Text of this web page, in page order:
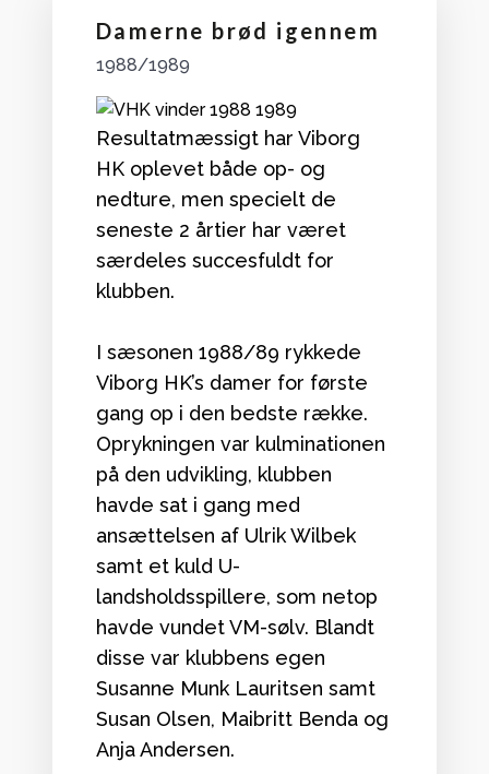
Damerne brød igennem
1988/1989
Resultatmæssigt har Viborg
HK oplevet både op- og
nedture, men specielt de
seneste 2 årtier har været
særdeles succesfuldt for
klubben.
I sæsonen 1988/89 rykkede
Viborg HK’s damer for første
gang op i den bedste række.
Oprykningen var kulminationen
på den udvikling, klubben
havde sat i gang med
ansættelsen af Ulrik Wilbek
samt et kuld U-
landsholdsspillere, som netop
havde vundet VM-sølv. Blandt
disse var klubbens egen
Susanne Munk Lauritsen samt
Susan Olsen, Maibritt Benda og
Anja Andersen.